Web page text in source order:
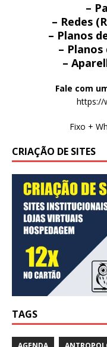
–
– Redes
– Planos
–
–
Fale com
https://
Fixo +
CRIAÇÃO DE SITES
TAGS